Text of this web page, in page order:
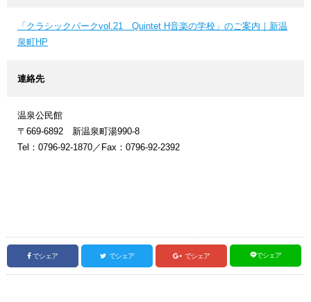
「クラシックパークvol.21 Quintet H音楽の学校」のご案内｜新温
泉町HP
連絡先
温泉公民館
〒669-6892 新温泉町湯990-8
Tel：0796-92-1870／Fax：0796-92-2392
でシェア でシェア でシェア でシェア